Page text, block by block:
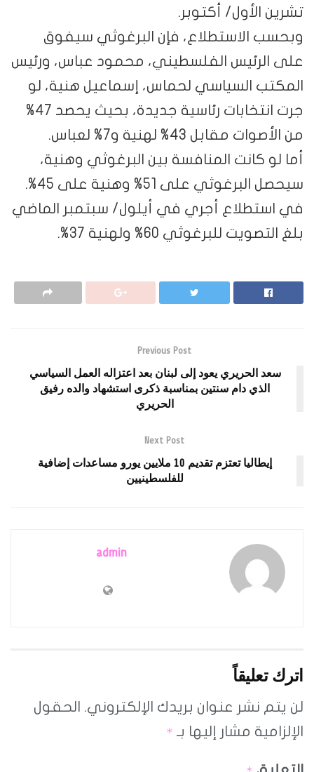
تشرين الأول/ أكتوبر.
وبحسب الاستطلاع، فإن البرغوثي سيفوق
على الرئيس الفلسطيني، محمود عباس، ورئيس
المكتب السياسي لحماس، إسماعيل هنية، لو
جرت انتخابات رئاسية جديدة، بحيث يحصد 47%
من الأصوات مقابل 43% لهنية و7% لعباس.
أما لو كانت المنافسة بين البرغوثي وهنية،
سيحصل البرغوثي على 51% وهنية على 45%.
في استطلاع أجري في أيلول/ سبتمبر الماضي
بلغ التصويت للبرغوثي 60% ولهنية 37%.
Previous Post
سعد الحريري يعود إلى لبنان بعد اعتزاله العمل السياسي
الذي دام سنتين بمناسبة ذكرى استشهاد والده رفيق
الحريري
Next Post
إيطاليا تعتزم تقديم 10 ملايين يورو مساعدات إضافية
للفلسطينيين
admin
اترك تعليقاً
لن يتم نشر عنوان بريدك الإلكتروني. الحقول
الإلزامية مشار إليها بـ *